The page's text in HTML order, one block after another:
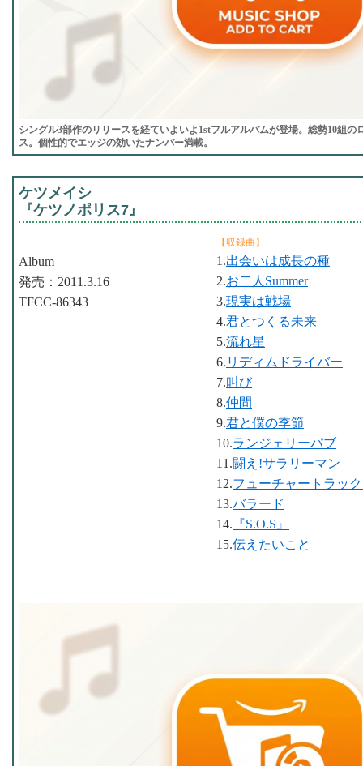
シングル3部作のリリースを経ていよいよ1stフルアルバムが登場。総勢10組の
ス。個性的でエッジの効いたナンバー満載。
ケツメイシ
『ケツノポリス7』
【収録曲】
1.出会いは成長の種
2.お二人Summer
3.現実は戦場
4.君とつくる未来
5.流れ星
6. リディムドライバー
7.叫び
8.仲間
9.君と僕の季節
10.ランジェリーパブ
11.闘え!サラリーマン
12.フューチャートラッ
13.バラード
14. 『S.O.S』
15.伝えたいこと
Album
発売：2011.3.16
TFCC-86343